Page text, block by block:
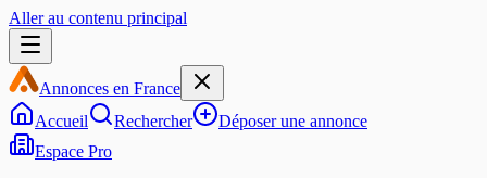
Aller au contenu principal
Annonces en France
Accueil
Rechercher
Déposer une annonce
Espace Pro